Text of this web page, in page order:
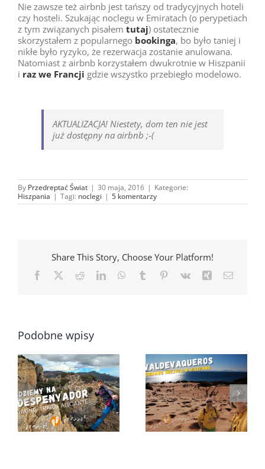
Nie zawsze też airbnb jest tańszy od tradycyjnych hoteli
czy hosteli. Szukając noclegu w Emiratach (o perypetiach
z tym związanych pisałem tutaj) ostatecznie
skorzystałem z popularnego bookinga, bo było taniej i
nikłe było ryzyko, że rezerwacja zostanie anulowana.
Natomiast z airbnb korzystałem dwukrotnie w Hiszpanii
i raz we Francji gdzie wszystko przebiegło modelowo.
AKTUALIZACJA! Niestety, dom ten nie jest
już dostępny na airbnb ;-(
By Przedreptać Świat | 30 maja, 2016 | Kategorie:
Hiszpania | Tagi: noclegi | 5 komentarzy
Share This Story, Choose Your Platform!
Facebook RedditLinkedInWhatsApp
Tumblr Pinterest
Vk Xing Email
Podobne wpisy
Hiszpania – wydmy
Valdevaqueros po
raz drugi…
Taka miejscówka
rzut beretem od
Torrevieja i Costa
Blanca…